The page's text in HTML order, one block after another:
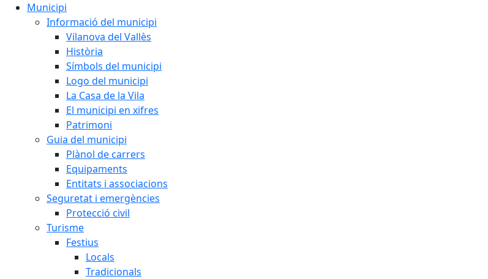
Municipi
Informació del municipi
Vilanova del Vallès
Història
Símbols del municipi
Logo del municipi
La Casa de la Vila
El municipi en xifres
Patrimoni
Guia del municipi
Plànol de carrers
Equipaments
Entitats i associacions
Seguretat i emergències
Protecció civil
Turisme
Festius
Locals
Tradicionals